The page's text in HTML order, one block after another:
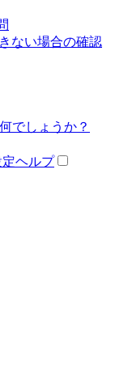
ない場合の確認
でしょうか？
ヘルプ